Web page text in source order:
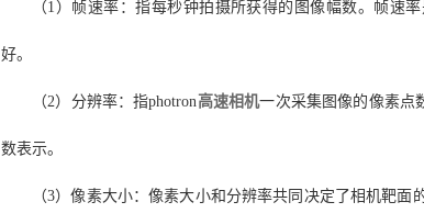
（1）帧速率：指每秒钟拍摄所获得的图像幅数。帧速
好。
（2）分辨率：指photron高速相机一次采集图像的像素点
数表示。
（3）像素大小：像素大小和分辨率共同决定了相机靶